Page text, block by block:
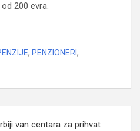
200 evra.
, PENZIONERI,
van centara za prihvat